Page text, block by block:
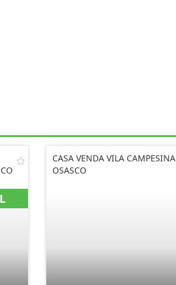
CASA VENDA VILA CAMPESINA
OSASCO